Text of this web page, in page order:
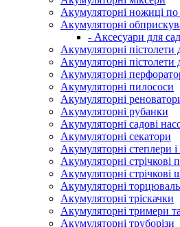
Акумуляторні ножиці по
Акумуляторні
- Аксесуари для
Акумуляторні пістолети
Акумуляторні пістолети
Акумуляторні
Акумуляторні пилососи
Акумуляторні
Акумуляторні рубанки
Акумуляторні садові
Акумуляторні секатори
Акумуляторні степлери і
Акумуляторні стрічкові
Акумуляторні
Акумуляторні
Акумуляторні тріскачки
Акумуляторні тримери
Акумуляторні труборізи